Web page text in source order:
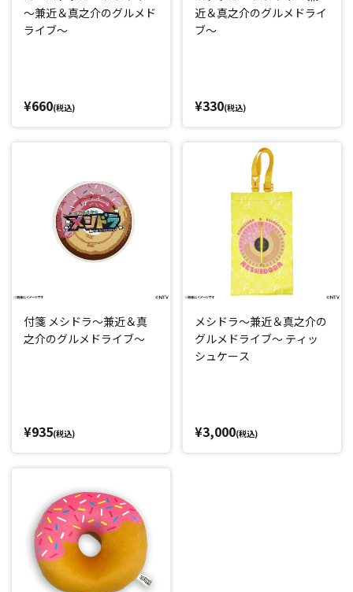
～兼近＆真之介のグルメド
ライブ～
¥660(税込)
近＆真之介のグルメドライ
ブ～
¥330(税込)
付箋 メシドラ～兼近＆真
之介のグルメドライブ～
¥935(税込)
メシドラ～兼近＆真之介の
グルメドライブ～ ティッ
シュケース
¥3,000(税込)